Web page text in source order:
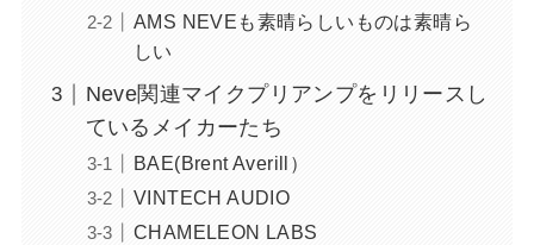
AMS NEVEも素晴らしいものは素晴ら
しい
Neve関連マイクプリアンプをリリースし
ているメイカーたち
BAE(Brent Averill）
VINTECH AUDIO
CHAMELEON LABS